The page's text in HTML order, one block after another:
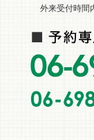
外来受付時間